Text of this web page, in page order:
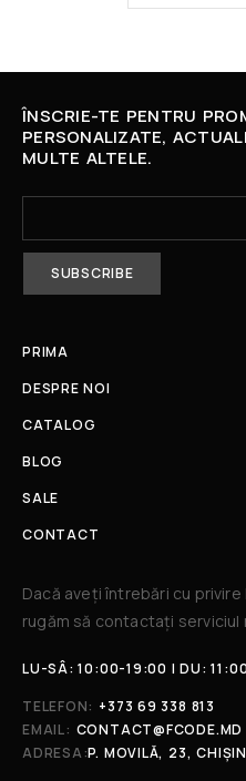
ÎNSCRIE-TE PENTRU
PERSONALIZATE,
MULTE ALTELE.
PRIMA
DESPRE NOI
CATALOG
BLOG
SALE
CONTACT
Dacă aveți întrebări cu
rugăm să contactați
LU-SÂ: 10:00-19:00 | DU:
TELEFON: +373 69 338 813
EMAIL: CONTACT@FCODE.MD
ADRESA:P. MOVILĂ, 23,